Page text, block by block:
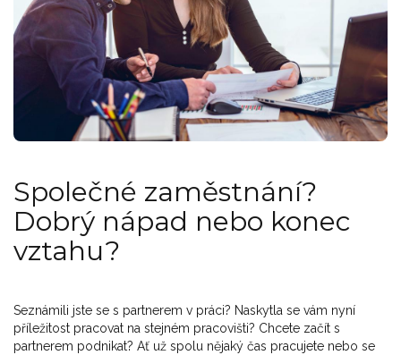
Společné zaměstnání?
Dobrý nápad nebo konec
vztahu?
Seznámili jste se s partnerem v práci? Naskytla se vám nyní
příležitost pracovat na stejném pracovišti? Chcete začít s
partnerem podnikat? Ať už spolu nějaký čas pracujete nebo se